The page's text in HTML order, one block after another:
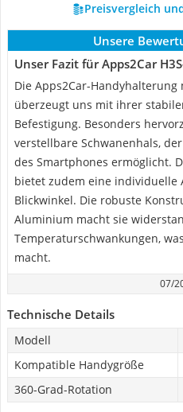
Preisvergleich
Unsere
Unser Fazit für Apps2Car
Die Apps2Car-
überzeugt uns mit ihrer
Befestigung. Besonders
verstellbare Schwanenhals,
des Smartphones ermöglicht.
bietet zudem eine individuelle
Blickwinkel. Die robuste
Aluminium macht sie
Temperaturschwankungen,
macht.
07/
Technische Details
Modell
Kompatible Handygröße
360-Grad-Rotation